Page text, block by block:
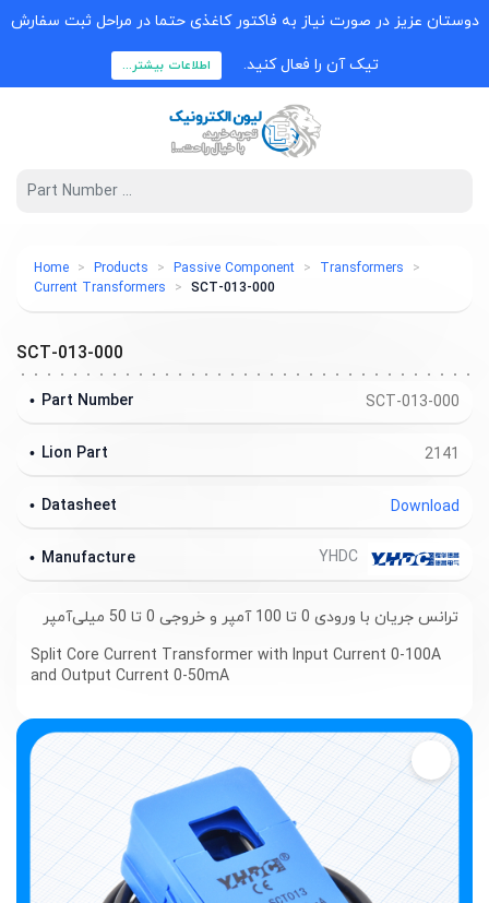
دوستان عزیز در صورت نیاز به فاکتور کاغذی حتما در مراحل ثبت سفارش
تیک آن را فعال کنید. اطلاعات بیشتر...
Home Products Passive Component
Transformers
Current Transformers
SCT-013-000
SCT-013-000
SCT-013-000
Part Number
2141
Lion Part
Download
Datasheet
Manufacture
ترانس جریان با ورودی 0 تا 100 آمپر و خروجی 0 تا 50 میلی‌آمپر
Split Core Current Transformer with Input Current 0-100A
and Output Current 0-50mA